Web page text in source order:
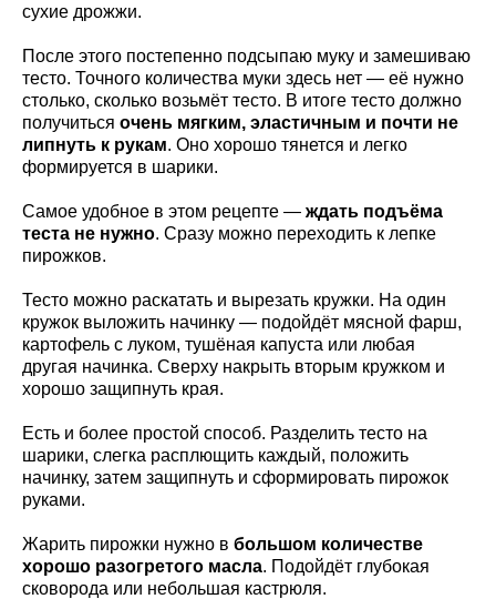
сухие дрожжи.
После этого постепенно подсыпаю муку и замешиваю
тесто. Точного количества муки здесь нет — её нужно
столько, сколько возьмёт тесто. В итоге тесто должно
получиться очень мягким, эластичным и почти не
липнуть к рукам. Оно хорошо тянется и легко
формируется в шарики.
Самое удобное в этом рецепте — ждать подъёма
теста не нужно. Сразу можно переходить к лепке
пирожков.
Тесто можно раскатать и вырезать кружки. На один
кружок выложить начинку — подойдёт мясной фарш,
картофель с луком, тушёная капуста или любая
другая начинка. Сверху накрыть вторым кружком и
хорошо защипнуть края.
Есть и более простой способ. Разделить тесто на
шарики, слегка расплющить каждый, положить
начинку, затем защипнуть и сформировать пирожок
руками.
Жарить пирожки нужно в большом количестве
хорошо разогретого масла. Подойдёт глубокая
сковорода или небольшая кастрюля.